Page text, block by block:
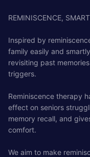
REMINISCENCE,
Inspired by
family easily and
revisiting past
triggers.
Reminiscence therapy
effect on seniors
memory recall, and
comfort.
We aim to make